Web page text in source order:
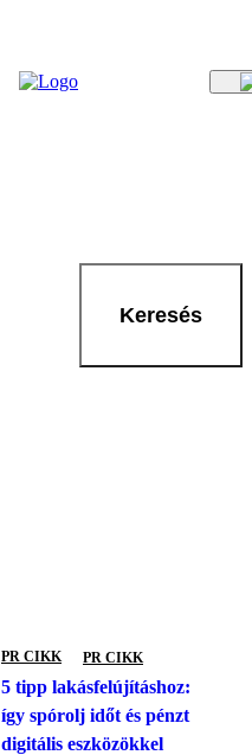
Keresés
PR CIKK PR CIKK
5 tipp lakásfelújításhoz:
így spórolj időt és pénzt
digitális eszközökkel